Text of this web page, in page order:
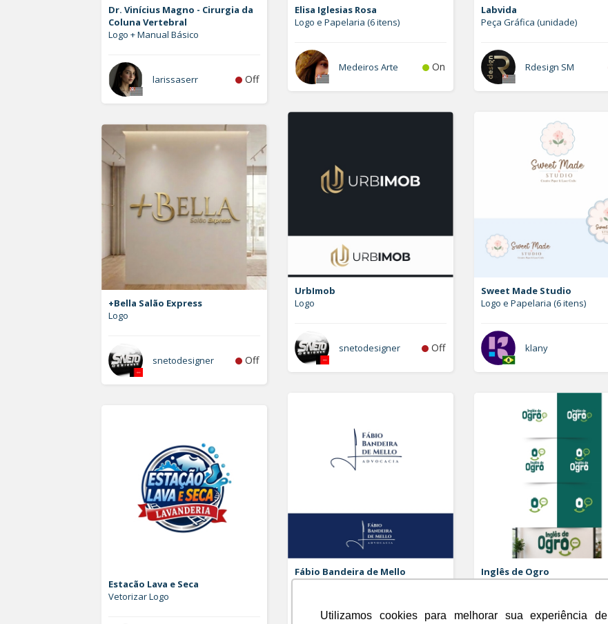
Utilizamos cookies para melhorar sua experiência de
Dr. Vinícius Magno - Cirurgia da
Coluna Vertebral
Logo + Manual Básico
larissaserr Off
Elisa Iglesias Rosa
Logo e Papelaria (6 itens)
Medeiros Arte On
Labvida
Peça Gráfica (unidade)
Rdesign SM
UrbImob
Logo
snetodesigner Off
Sweet Made Studio
Logo e Papelaria (6 itens)
klany
+Bella Salão Express
Logo
snetodesigner Off
Fábio Bandeira de Mello
Advocacia
Inglês de Ogro
Logo
Estacão Lava e Seca
Vetorizar Logo